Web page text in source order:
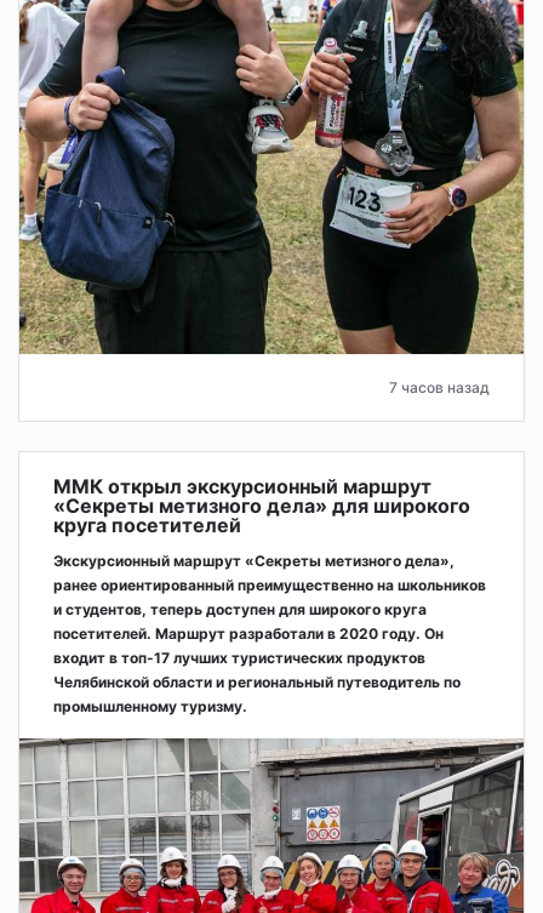
7 часов назад
ММК открыл экскурсионный маршрут
«Секреты метизного дела» для широкого
круга посетителей
Экскурсионный маршрут «Секреты метизного дела»,
ранее ориентированный преимущественно на школьников
и студентов, теперь доступен для широкого круга
посетителей. Маршрут разработали в 2020 году. Он
входит в топ-17 лучших туристических продуктов
Челябинской области и региональный путеводитель по
промышленному туризму.